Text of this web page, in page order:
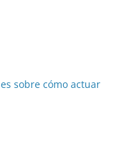
sobre cómo actuar